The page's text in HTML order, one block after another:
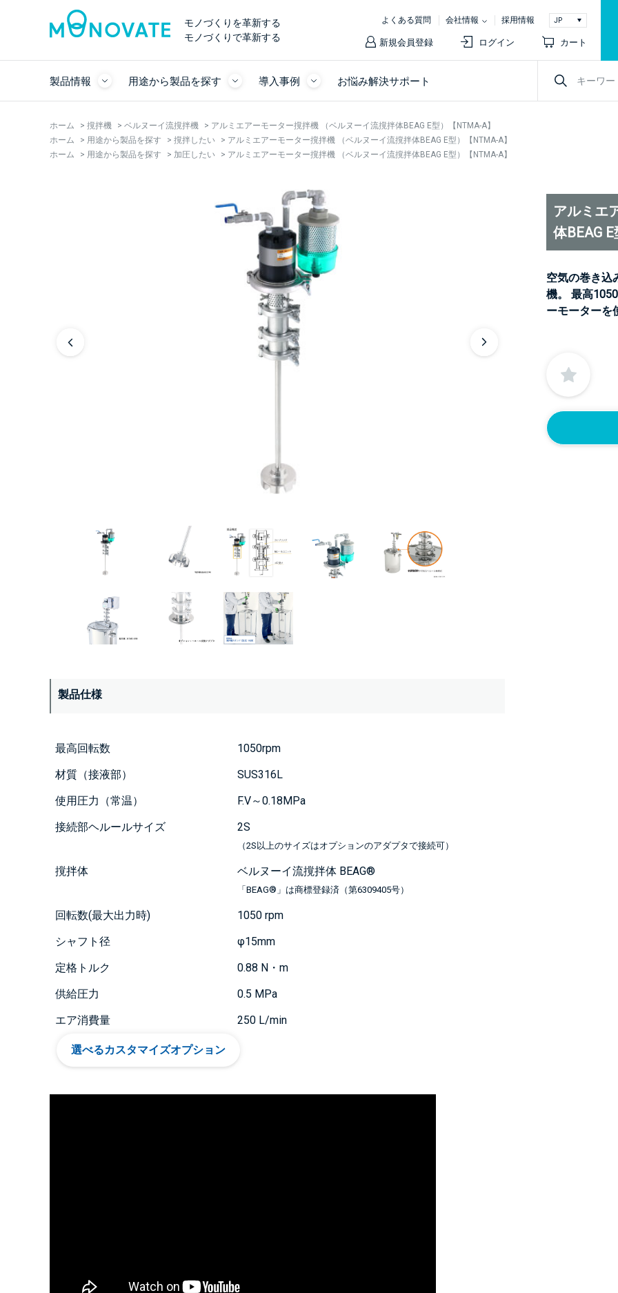
モノづくりを革新する
モノづくりで革新する
よくある質問 会社情報 採用情報
新規会員登録 ログイン カート
製品情報 用途から製品を探す 導入事例 お悩み解決サポート
ホーム > 撹拌機 > ベルヌーイ流撹拌機 > アルミエアーモーター撹拌機 （ベルヌーイ流撹拌体BEAG E型）【NTMA-A】
ホーム
> 用途から製品を探す > 撹拌したい > アルミエアーモーター撹拌機 （ベルヌーイ流撹拌体BEAG E型）【NTMA-A】
ホーム
> 用途から製品を探す > 加圧したい > アルミエアーモーター撹拌機 （ベルヌーイ流撹拌体BEAG E型）【NTMA-A】
製品仕様
最高回転数
1050rpm
材質（接液部）
SUS316L
使用圧力（常温）
F.V～0.18MPa
接続部ヘルールサイズ
2S
（2S以上のサイズはオプションのアダプタで接続可）
撹拌体 ベルヌーイ流撹拌体 BEAG®
「BEAG®」は商標登録済（第6309405号）
回転数(最大出力時)
1050 rpm
シャフト径
φ15mm
定格トルク
0.88 N・m
供給圧力
0.5 MPa
エア消費量
250 L/min
選べるカスタマイズオプション
アルミエ
体BEAG
空気の巻き込
機。 最高
ーモーターを